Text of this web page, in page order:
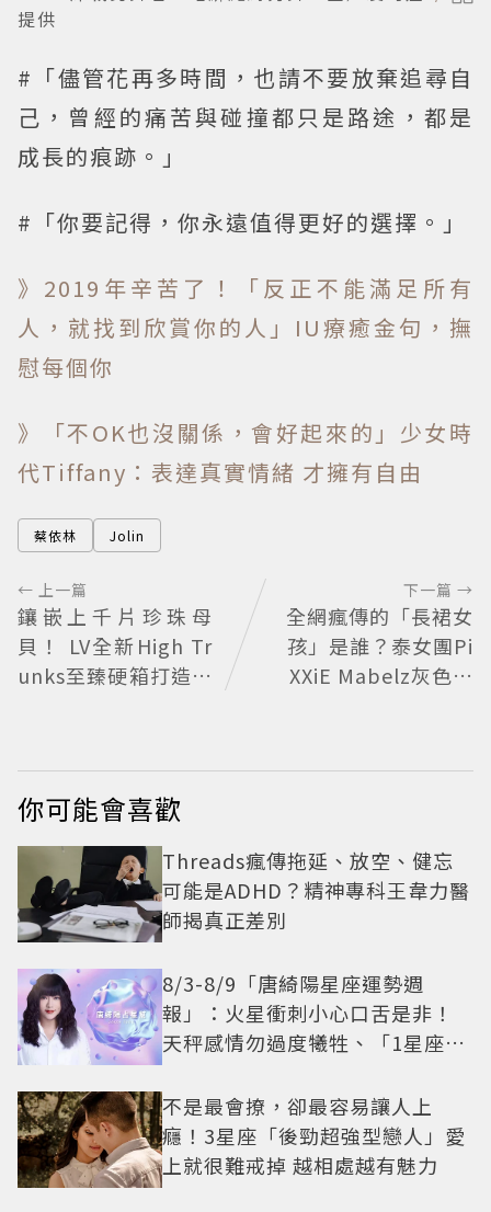
提供
#「儘管花再多時間，也請不要放棄追尋自
己，曾經的痛苦與碰撞都只是路途，都是
成長的痕跡。」
#「你要記得，你永遠值得更好的選擇。」
》2019年辛苦了！「反正不能滿足所有
人，就找到欣賞你的人」IU療癒金句，撫
慰每個你
》「不OK也沒關係，會好起來的」少女時
代Tiffany：表達真實情緒 才擁有自由
蔡依林 Jolin
← 上一篇
鑲嵌上千片珍珠母
貝！ LV全新High Tr
unks至臻硬箱打造奢
下一篇 →
全網瘋傳的「長裙女
孩」是誰？泰女團Pi
XXiE Mabelz灰色長
你可能會喜歡
Threads瘋傳拖延、放空、健忘
可能是ADHD？精神專科王韋力醫
師揭真正差別
8/3-8/9「唐綺陽星座運勢週
報」：火星衝刺小心口舌是非！
天秤感情勿過度犧牲、「1星座」
不是最會撩，卻最容易讓人上
癮！3星座「後勁超強型戀人」愛
上就很難戒掉 越相處越有魅力